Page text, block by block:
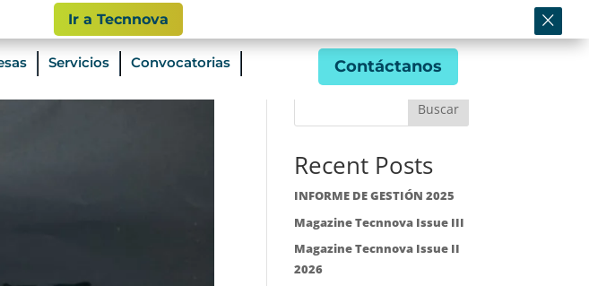
Quiénes somos
Servicios Convocatorias Contáctanos
Buscar
Recent Posts
INFORME DE GESTIÓN 2025
Magazine Tecnnova Issue III
Magazine Tecnnova Issue II
2026
Ir a Tecnnova ×